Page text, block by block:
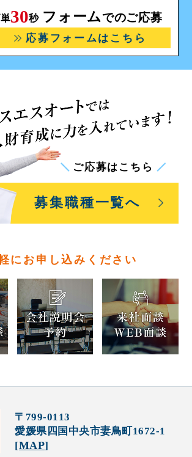
30秒 フォームでのご応募
応募フォームはこちら
ご応募はこちら
募集職種一覧へ
にお申し込みください
〒799-0113
愛媛県四国中央市妻鳥町1672-1
[MAP]